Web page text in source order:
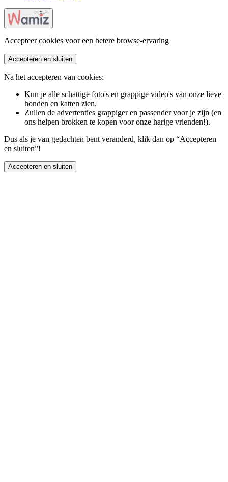
Accepteer cookies voor een betere browse-ervaring
Accepteren en sluiten
Na het accepteren van cookies:
Kun je alle schattige foto's en grappige video's van onze lieve
honden en katten zien.
Zullen de advertenties grappiger en passender voor je zijn (en
ons helpen brokken te kopen voor onze harige vrienden!).
Dus als je van gedachten bent veranderd, klik dan op “Accepteren
en sluiten”!
Accepteren en sluiten